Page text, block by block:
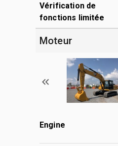
Vérification de
fonctions limitée
Moteur
Engine